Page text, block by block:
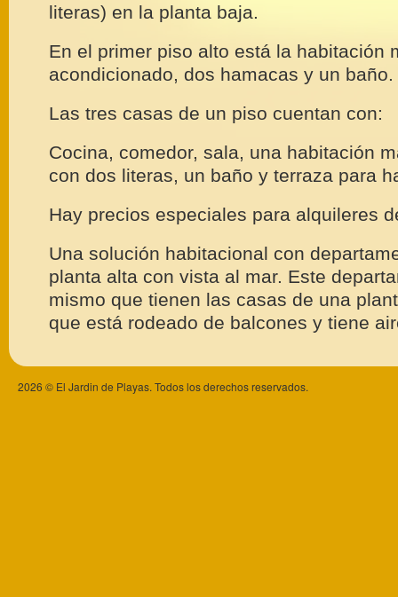
literas) en la planta baja.
En el primer piso alto está la habitación
acondicionado, dos hamacas y un baño.
Las tres casas de un piso cuentan con:
Cocina, comedor, sala, una habitación
con dos literas, un baño y terraza para
Hay precios especiales para alquileres
Una solución habitacional con
planta alta con vista al mar. Este
mismo que tienen las casas de una
que está rodeado de balcones y tiene
2026 © El Jardin de Playas. Todos los derechos reservados.